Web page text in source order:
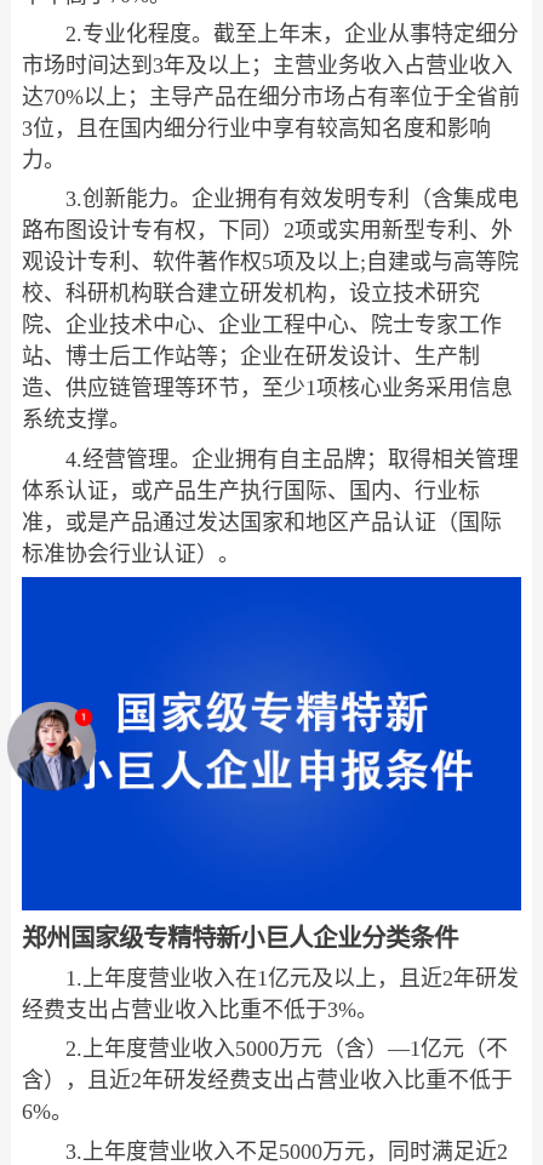
2.专业化程度。截至上年末，企业从事特定细分
市场时间达到3年及以上；主营业务收入占营业收入
达70%以上；主导产品在细分市场占有率位于全省前
3位，且在国内细分行业中享有较高知名度和影响
力。
3.创新能力。企业拥有有效发明专利（含集成电
路布图设计专有权，下同）2项或实用新型专利、外
观设计专利、软件著作权5项及以上;自建或与高等院
校、科研机构联合建立研发机构，设立技术研究
院、企业技术中心、企业工程中心、院士专家工作
站、博士后工作站等；企业在研发设计、生产制
造、供应链管理等环节，至少1项核心业务采用信息
系统支撑。
4.经营管理。企业拥有自主品牌；取得相关管理
体系认证，或产品生产执行国际、国内、行业标
准，或是产品通过发达国家和地区产品认证（国际
标准协会行业认证）。
郑州国家级专精特新小巨人企业分类条件
1.上年度营业收入在1亿元及以上，且近2年研发
经费支出占营业收入比重不低于3%。
2.上年度营业收入5000万元（含）—1亿元（不
含），且近2年研发经费支出占营业收入比重不低于
6%。
3.上年度营业收入不足5000万元，同时满足近2